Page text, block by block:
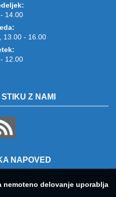
14.00
13.00 - 16.00
12.00
Z NAMI
NAPOVED
nemoteno delovanje uporablja